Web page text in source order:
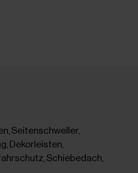
Seitenschweller,
Dekorleisten,
Schiebedach,